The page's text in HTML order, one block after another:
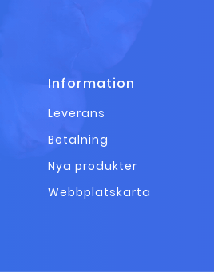
Information
Leverans
Betalning
Nya produkter
Webbplatskarta